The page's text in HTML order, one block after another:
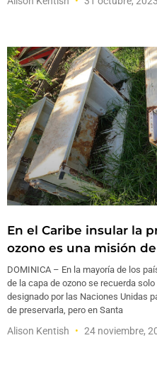
En el Caribe insular la
ozono es una misión
DOMINICA – En la mayoría de los
de la capa de ozono se recuerda
designado por las Naciones Unidas
de preservarla, pero en Santa
Alison Kentish 24 noviembre,